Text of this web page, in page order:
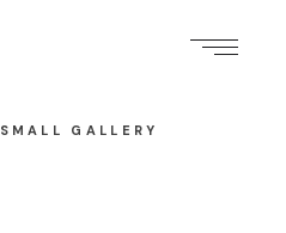
SMALL GALLERY